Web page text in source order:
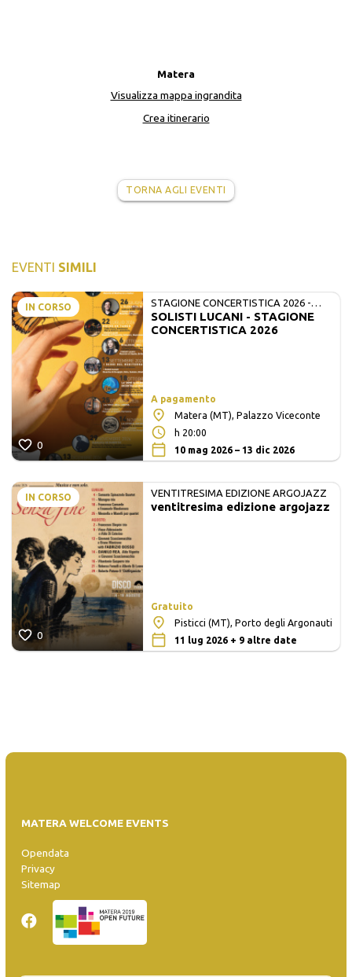
Matera
Visualizza mappa ingrandita
Crea itinerario
TORNA AGLI EVENTI
EVENTI SIMILI
IN CORSO
0
STAGIONE CONCERTISTICA 2026 -
MATE E SOLISTI LUCANI
SOLISTI LUCANI - STAGIONE
CONCERTISTICA 2026
A pagamento
Matera (MT), Palazzo Viceconte
h 20:00
10 mag 2026 – 13 dic 2026
IN CORSO
0
VENTITRESIMA EDIZIONE ARGOJAZZ
ventitresima edizione argojazz
Gratuito
Pisticci (MT), Porto degli Argonauti
11 lug 2026 + 9 altre date
MATERA WELCOME EVENTS
Opendata
Privacy
Sitemap